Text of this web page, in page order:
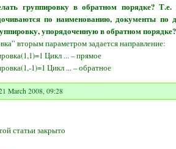
группировку в обратном порядке? Т.е.
по наименованию, документы по
упорядоченную в обратном порядке?
вторым параметром задается направление:
Цикл ... – прямое
1)=1 Цикл ... – обратное
March 2008, 09:28
статьи закрыто